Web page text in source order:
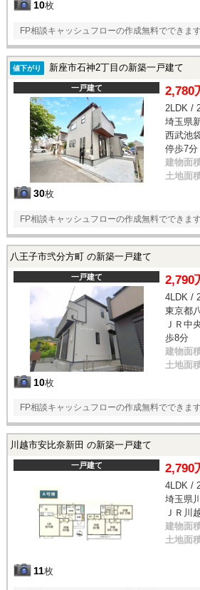
10枚
FP相談キャッシュフローの作成無料でできます
値下がり 新座市石神2丁目の新築一戸建て
一戸建て
30枚
2,780
2LDK /
埼玉県
西武池
停歩7分
建物面
土地面
FP相談キャッシュフローの作成無料でできます
八王子市弐分方町 の新築一戸建て
一戸建て
10枚
2,790
4LDK /
東京都
ＪＲ中
歩8分
建物面
土地面
FP相談キャッシュフローの作成無料でできます
川越市安比奈新田 の新築一戸建て
一戸建て
11枚
2,790
4LDK /
埼玉県
ＪＲ川
建物面
土地面